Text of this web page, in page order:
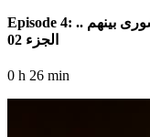
Episode 4: المجلس الوطني الاتحادي .. وأمرهم شورى بينهم ..
الجزء 02
0 h 26 min